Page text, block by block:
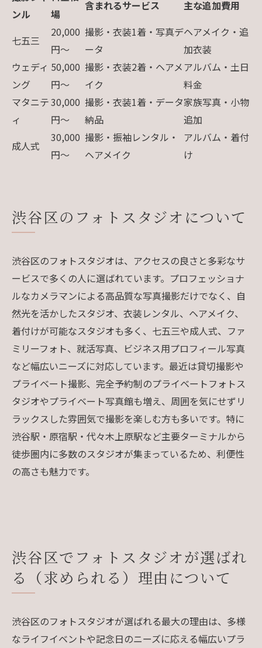
ンル
場
含まれるサービス 主な追加費用
七五三
20,000
円～
撮影・衣装1着・写真デ
ータ
ヘアメイク・追
加衣装
ウェディ
ング
50,000
円～
撮影・衣装2着・ヘアメ
イク
アルバム・土日
料金
マタニテ
ィ
30,000
円～
撮影・衣装1着・データ
納品
家族写真・小物
追加
成人式
30,000
円～
撮影・振袖レンタル・
ヘアメイク
アルバム・着付
け
渋谷区のフォトスタジオについて
渋谷区のフォトスタジオは、アクセスの良さと多彩なサ
ービスで多くの人に選ばれています。プロフェッショナ
ルなカメラマンによる高品質な写真撮影だけでなく、自
然光を活かしたスタジオ、衣装レンタル、ヘアメイク、
着付けが可能なスタジオも多く、七五三や成人式、ファ
ミリーフォト、就活写真、ビジネス用プロフィール写真
など幅広いニーズに対応しています。最近は貸切撮影や
プライベート撮影、完全予約制のプライベートフォトス
タジオやプライベート写真館も増え、周囲を気にせずリ
ラックスした雰囲気で撮影を楽しむ方も多いです。特に
渋谷駅・原宿駅・代々木上原駅など主要ターミナルから
徒歩圏内に多数のスタジオが集まっているため、利便性
の高さも魅力です。
渋谷区でフォトスタジオが選ばれ
る（求められる）理由について
渋谷区のフォトスタジオが選ばれる最大の理由は、多様
なライフイベントや記念日のニーズに応える幅広いプラ